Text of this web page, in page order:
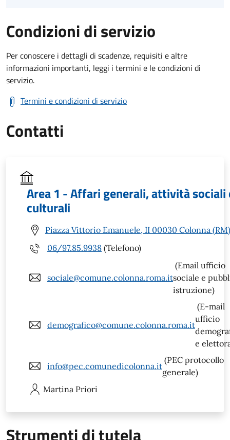
Condizioni di servizio
Per conoscere i dettagli di scadenze, requisiti e altre
informazioni importanti, leggi i termini e le condizioni di
servizio.
Termini e condizioni di servizio
Contatti
Area 1 - Affari generali, attività sociali
culturali
Piazza Vittorio Emanuele, II 00030 Colonna (RM)
06/97.85.9938 (Telefono)
sociale@comune.colonna.roma.it
(Email ufficio
sociale e
istruzione)
demografico@comune.colonna.roma.it
(E-mail
ufficio
e
info@pec.comunedicolonna.it
(PEC protocollo
generale)
Martina Priori
Strumenti di tutela